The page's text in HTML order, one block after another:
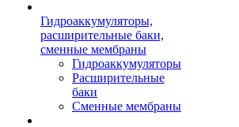
Гидроаккумуляторы,
расширительные баки,
сменные мембраны
Гидроаккумуляторы
Расширительные
баки
Сменные мембраны